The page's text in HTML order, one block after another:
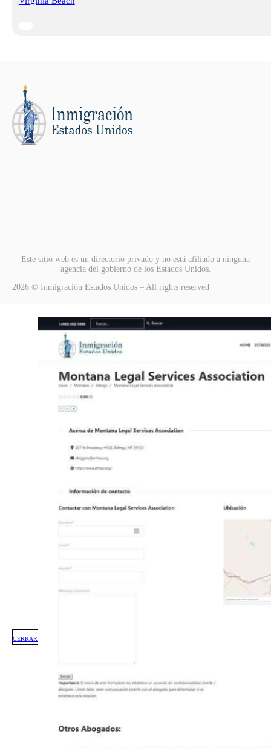
Este sitio web es un directorio privado y no está afiliado a ninguna
agencia del gobierno de los Estados Unidos.
2026 © Inmigración Estados Unidos – All rights reserved
CERRAR